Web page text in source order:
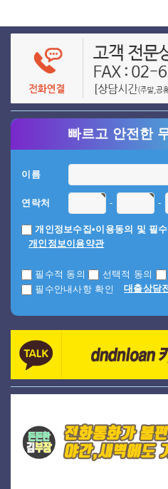
빠르고 안전한
이름
연락처 - -
개인정보수집•이용동의 및 필
개인정보이용약관
필수적 동의 선택적 동의
필수안내사항 확인
대출상담